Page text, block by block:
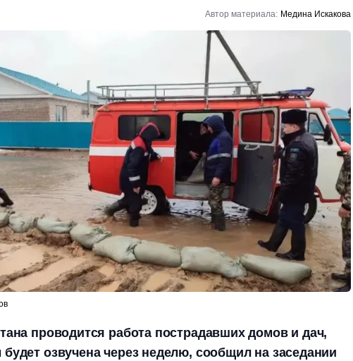
Автор материала: Медина Искакова
проводится работа пострадавших домов и дач,
озвучена через неделю, сообщил на заседании